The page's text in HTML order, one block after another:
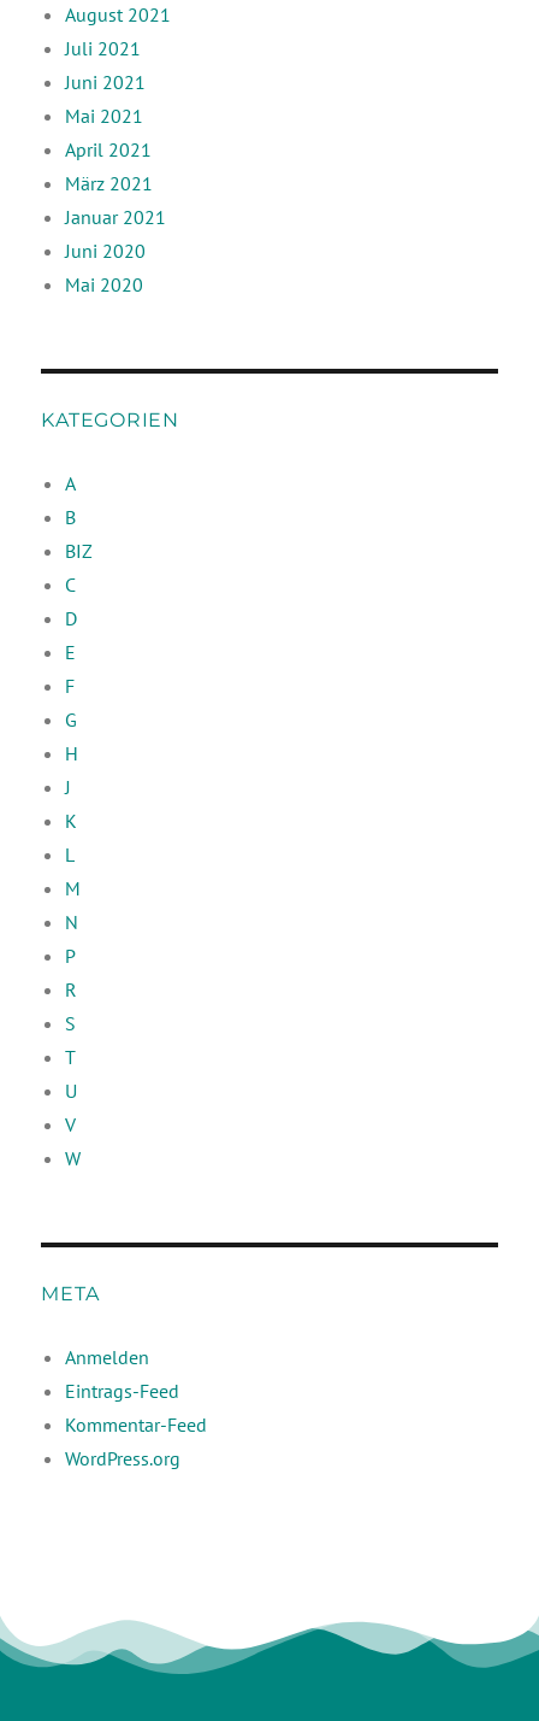
August 2021
Juli 2021
Juni 2021
Mai 2021
April 2021
März 2021
Januar 2021
Juni 2020
Mai 2020
KATEGORIEN
A
B
BIZ
C
D
E
F
G
H
J
K
L
M
N
P
R
S
T
U
V
W
META
Anmelden
Eintrags-Feed
Kommentar-Feed
WordPress.org